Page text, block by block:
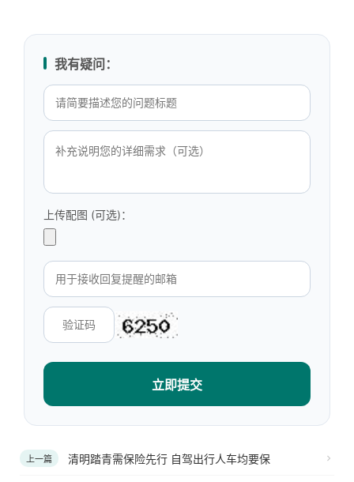
我有疑问：
上传配图 (可选)：
立即提交
上一篇 清明踏青需保险先行 自驾出行人车均要保